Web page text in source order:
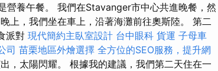
營養午餐。 我們在Stavanger市中心共進晚餐，然
上，我們坐在車上，沿著海灘前往奧斯陸。 第二
派對 現代簡約主臥室設計 台中眼科 貨運 子母車
司 苗栗地區外燴選擇 全方位的SEO服務，提升網
，太陽閃耀。 根據我的建議，我們第二天住在一